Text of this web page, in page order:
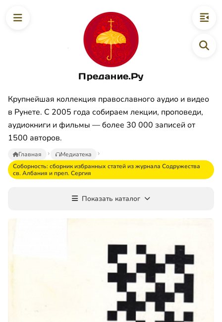
Предание.Ру
Крупнейшая коллекция православного аудио и видео
в Рунете. С 2005 года собираем лекции, проповеди,
аудиокниги и фильмы — более 30 000 записей от
1500 авторов.
Главная
Медиатека
Соборность: сборник избранных статей из журнала Содружества
св. Албания и преп. Сергия
Показать каталог